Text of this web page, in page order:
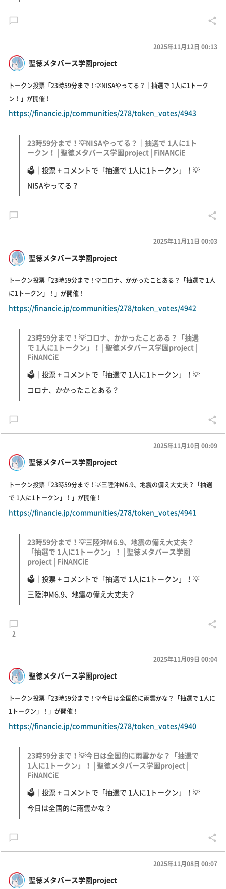
聖徳メタバース学園project
2025年11月12日 00:13
トークン投票「23時59分まで！💡NISAやってる？｜抽選で 1人に1トーク
ン！」が開催！
https://financie.jp/communities/278/token_votes/4943
23時59分まで！💡NISAやってる？｜抽選で 1人に1ト
ークン！ | 聖徳メタバース学園project | FiNANCiE
🗳｜投票 + コメントで「抽選で 1人に1トークン」！💡
NISAやってる？
聖徳メタバース学園project
2025年11月11日 00:03
トークン投票「23時59分まで！💡コロナ、かかったことある？「抽選で 1人
に1トークン」！」が開催！
https://financie.jp/communities/278/token_votes/4942
23時59分まで！💡コロナ、かかったことある？「抽選
で 1人に1トークン」！ | 聖徳メタバース学園project |
FiNANCiE
🗳｜投票 + コメントで「抽選で 1人に1トークン」！💡
コロナ、かかったことある？
聖徳メタバース学園project
2025年11月10日 00:09
トークン投票「23時59分まで！💡三陸沖M6.9、地震の備え大丈夫？「抽選
で 1人に1トークン」！」が開催！
https://financie.jp/communities/278/token_votes/4941
23時59分まで！💡三陸沖M6.9、地震の備え大丈夫？
「抽選で 1人に1トークン」！ | 聖徳メタバース学園
project | FiNANCiE
🗳｜投票 + コメントで「抽選で 1人に1トークン」！💡
三陸沖M6.9、地震の備え大丈夫？
2
聖徳メタバース学園project
2025年11月09日 00:04
トークン投票「23時59分まで！💡今日は全国的に雨雲かな？「抽選で 1人に
1トークン」！」が開催！
https://financie.jp/communities/278/token_votes/4940
23時59分まで！💡今日は全国的に雨雲かな？「抽選で
1人に1トークン」！ | 聖徳メタバース学園project |
FiNANCiE
🗳｜投票 + コメントで「抽選で 1人に1トークン」！💡
今日は全国的に雨雲かな？
聖徳メタバース学園project
2025年11月08日 00:07